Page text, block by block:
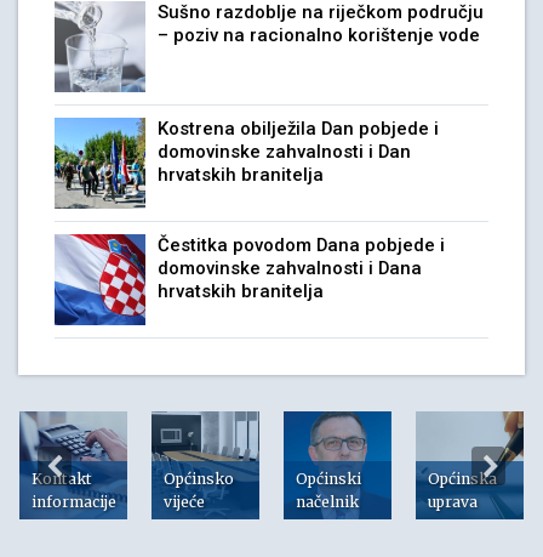
Sušno razdoblje na riječkom području
– poziv na racionalno korištenje vode
Kostrena obilježila Dan pobjede i
domovinske zahvalnosti i Dan
hrvatskih branitelja
Čestitka povodom Dana pobjede i
domovinske zahvalnosti i Dana
hrvatskih branitelja
Kontakt
informacije
Općinsko
vijeće
Općinski
načelnik
Općinska
uprava